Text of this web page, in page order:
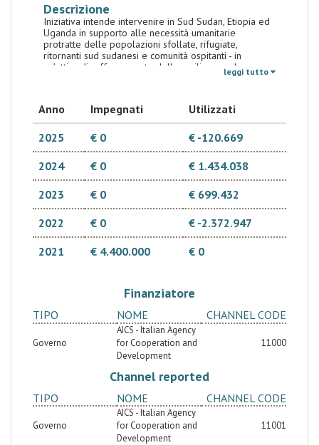
Descrizione
Iniziativa intende intervenire in Sud Sudan, Etiopia ed
Uganda in supporto alle necessità umanitarie
protratte delle popolazioni sfollate, rifugiate,
ritornanti sud sudanesi e comunità ospitanti - in
un’ottica di rafforzamento della resilienza ed
integrazione socio-economica - attraverso progetti
leggi tutto
Anno Impegnati
Utilizzati
2025
€ 0
€ -120.669
2024
€ 0
€ 1.434.038
2023
€ 0
€ 699.432
2022
€ 0
€ -2.372.947
2021
€ 4.400.000 € 0
Finanziatore
TIPO NOME CHANNEL CODE
Governo
AICS - Italian Agency
for Cooperation and
Development
11000
Channel reported
TIPO NOME CHANNEL CODE
Governo
AICS - Italian Agency
for Cooperation and
Development
11001